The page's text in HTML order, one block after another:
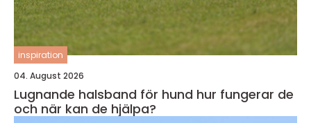
inspiration
04. August 2026
Lugnande halsband för hund hur fungerar de
och när kan de hjälpa?